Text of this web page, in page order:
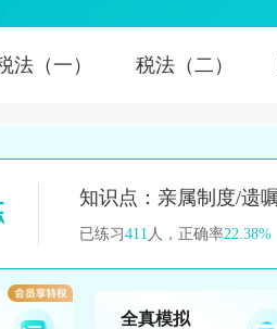
法（一） 税法（二）
已练习411 人，正确率22.38%
全真模拟